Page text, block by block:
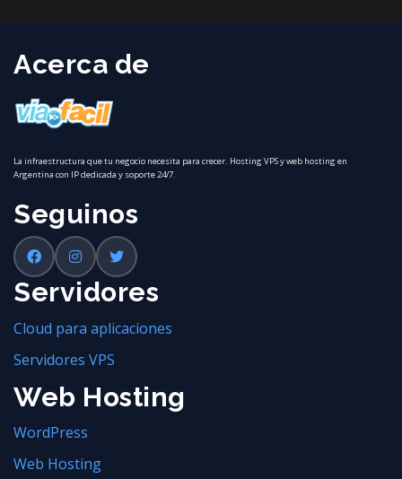
Acerca de
La infraestructura que tu negocio necesita para crecer. Hosting VPS y web hosting en
Argentina con IP dedicada y soporte 24/7.
Seguinos
Servidores
Cloud para aplicaciones
Servidores VPS
Web Hosting
WordPress
Web Hosting